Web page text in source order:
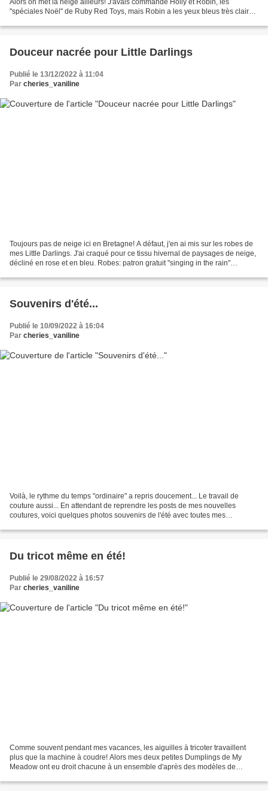
"spéciales Noël" de Ruby Red Toys, mais Robin a les yeux bleus très clairs,
Douceur nacrée pour Little Darlings
Publié le 13/12/2022 à 11:04
Par cheries_vaniline
Toujours pas de neige ici en Bretagne! A défaut, j'en ai mis sur les robes de
mes Little Darlings. J'ai craqué pour ce tissu hivernal de paysages de neige,
décliné en rose et en bleu. Robes: patron gratuit "singing in the rain"
Souvenirs d'été...
Publié le 10/09/2022 à 16:04
Par cheries_vaniline
Voilà, le rythme du temps "ordinaire" a repris doucement... Le travail de
couture aussi... En attendant de reprendre les posts de mes nouvelles
coutures, voici quelques photos souvenirs de l'été avec toutes mes
Du tricot même en été!
Publié le 29/08/2022 à 16:57
Par cheries_vaniline
Comme souvent pendant mes vacances, les aiguilles à tricoter travaillent
plus que la machine à coudre! Alors mes deux petites Dumplings de My
Meadow ont eu droit chacune à un ensemble d'après des modèles de